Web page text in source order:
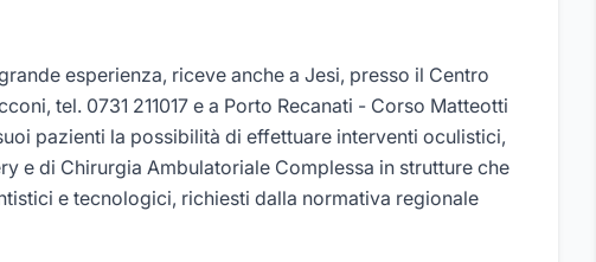
esperienza, riceve anche a Jesi, presso il Centro
tel. 0731 211017 e a Porto Recanati - Corso Matteotti
pazienti la possibilità di effettuare interventi oculistici,
e di Chirurgia Ambulatoriale Complessa in strutture che
e tecnologici, richiesti dalla normativa regionale